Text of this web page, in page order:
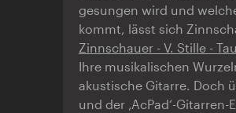
gesungen wird und
kommt, lässt sich
Zinnschauer - V. Stille - Tau
Ihre musikalischen
akustische Gitarre. Doch
und der ‚AcPad‘-